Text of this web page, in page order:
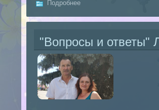
Подробнее
"Вопросы и ответы"